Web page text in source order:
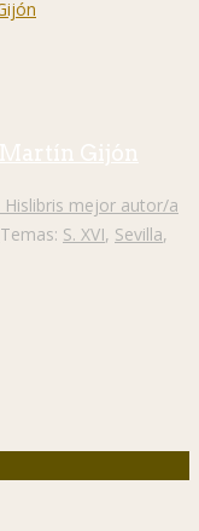
Martín Gijón
Hislibris mejor autor/a
Temas: S. XVI, Sevilla,